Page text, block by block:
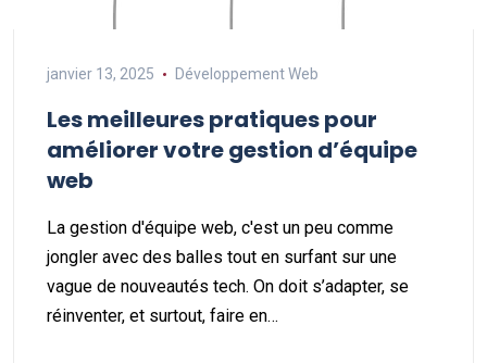
janvier 13, 2025 Développement Web
Les meilleures pratiques pour
améliorer votre gestion d’équipe
web
La gestion d'équipe web, c'est un peu comme
jongler avec des balles tout en surfant sur une
vague de nouveautés tech. On doit s’adapter, se
réinventer, et surtout, faire en…